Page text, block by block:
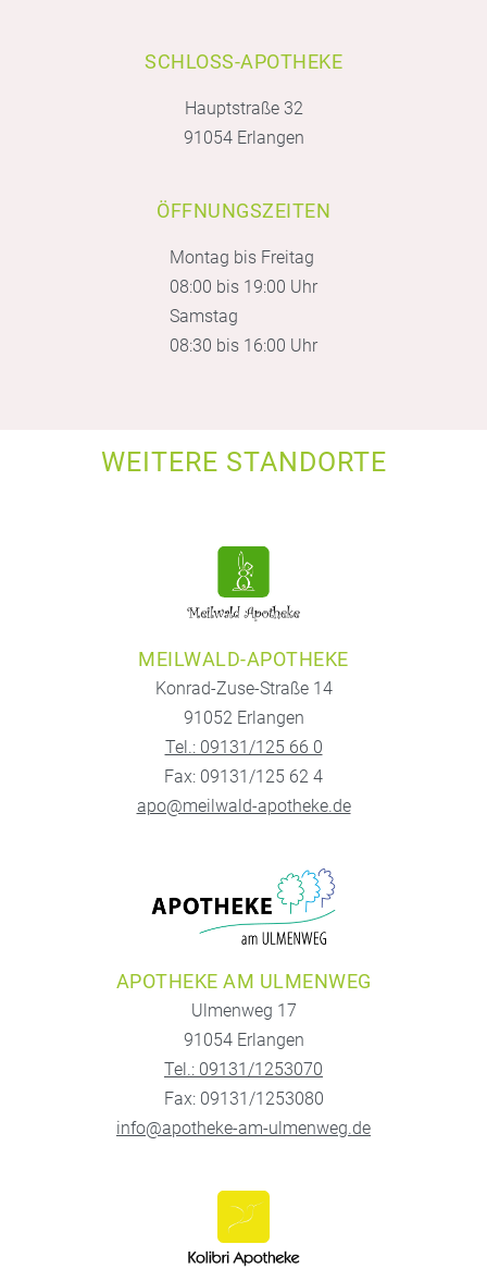
SCHLOSS-APOTHEKE
Hauptstraße 32
91054 Erlangen
ÖFFNUNGSZEITEN
Montag bis Freitag
08:00 bis 19:00 Uhr
Samstag
08:30 bis 16:00 Uhr
WEITERE STANDORTE
MEILWALD-APOTHEKE
Konrad-Zuse-Straße 14
91052 Erlangen
Tel.: 09131/125 66 0
Fax: 09131/125 62 4
apo@meilwald-apotheke.de
APOTHEKE AM ULMENWEG
Ulmenweg 17
91054 Erlangen
Tel.: 09131/1253070
Fax: 09131/1253080
info@apotheke-am-ulmenweg.de